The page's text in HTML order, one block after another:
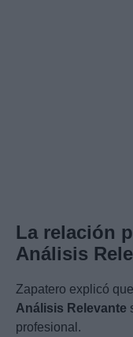
La relación
Análisis
Zapatero explicó
Análisis Relevante
profesional.